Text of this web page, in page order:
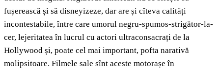
fușerească și să disneyizeze, dar are și cîteva calități
incontestabile, între care umorul negru-spumos-strigător-la-
cer, lejeritatea în lucrul cu actori ultraconsacrați de la
Hollywood și, poate cel mai important, pofta narativă
molipsitoare. Filmele sale sînt aceste motorașe în